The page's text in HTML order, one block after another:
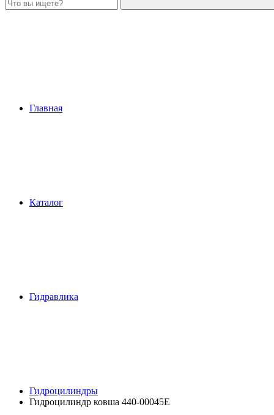
Главная
Каталог
Гидравлика
Гидроцилиндры
Гидроцилиндр ковша 440-00045E